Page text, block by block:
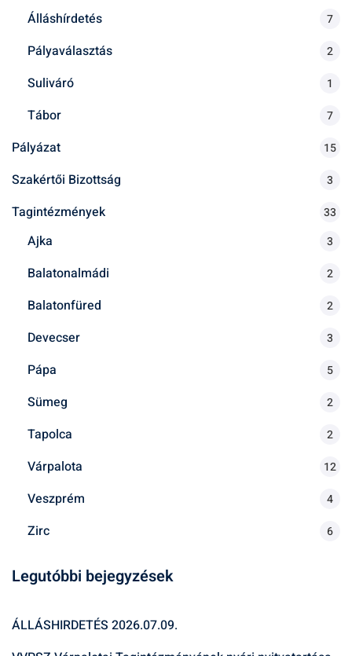
Álláshírdetés 7
Pályaválasztás 2
Suliváró 1
Tábor 7
Pályázat 15
Szakértői Bizottság 3
Tagintézmények 33
Ajka 3
Balatonalmádi 2
Balatonfüred 2
Devecser 3
Pápa 5
Sümeg 2
Tapolca 2
Várpalota 12
Veszprém 4
Zirc 6
Legutóbbi bejegyzések
ÁLLÁSHIRDETÉS 2026.07.09.